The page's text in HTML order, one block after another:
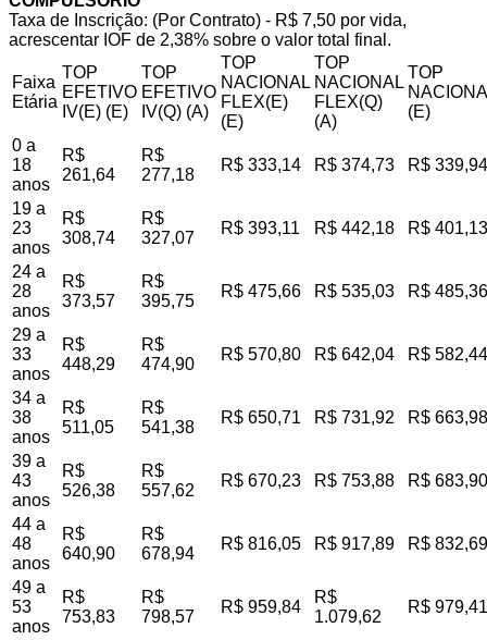
Taxa de Inscrição: (Por Contrato) - R$ 7,50 por vida,
acrescentar IOF de 2,38% sobre o valor total final.
Faixa
Etária
TOP
EFETIVO
IV(E) (E)
TOP
EFETIVO
IV(Q) (A)
TOP
NACIONAL
FLEX(E)
(E)
TOP
NACIONAL
FLEX(Q)
(A)
TOP
(E)
0 a
18
anos
R$
261,64
R$
277,18
R$ 333,14 R$ 374,73 R$ 339,94
19 a
23
anos
R$
308,74
R$
327,07
R$ 393,11 R$ 442,18 R$ 401,13
24 a
28
anos
R$
373,57
R$
395,75
R$ 475,66 R$ 535,03 R$ 485,36
29 a
33
anos
R$
448,29
R$
474,90
R$ 570,80 R$ 642,04 R$ 582,44
34 a
38
anos
R$
511,05
R$
541,38
R$ 650,71 R$ 731,92 R$ 663,98
39 a
43
anos
R$
526,38
R$
557,62
R$ 670,23 R$ 753,88 R$ 683,90
44 a
48
anos
R$
640,90
R$
678,94
R$ 816,05 R$ 917,89 R$ 832,69
49 a
53
anos
R$
753,83
R$
798,57
R$ 959,84
R$
1.079,62
R$ 979,41